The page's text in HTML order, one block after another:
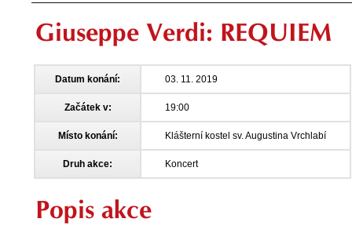
Giuseppe Verdi: REQUIEM
Datum konání: 03. 11. 2019
Začátek v: 19:00
Místo konání: Klášterní kostel sv. Augustina Vrchlabí
Druh akce: Koncert
Popis akce